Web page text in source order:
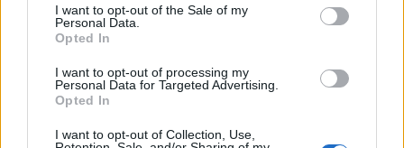
I want to opt-out of the Sale of my
Personal Data.
Opted In
I want to opt-out of processing my
Personal Data for Targeted Advertising.
Opted In
I want to opt-out of Collection, Use,
partir del 1 de julio de 2010.
Responder
Robertito